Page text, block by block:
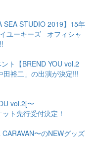
SEA STUDIO 2019】15年
ユーキーズ –オフィシャ
ト【BREND YOU vol.2
裕二」の出演が決定!!!
vol.2[〜
ト先行受付決定！
〜のNEWグッズ